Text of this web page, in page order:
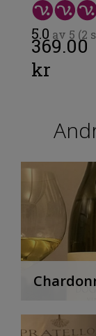
5.0 av 5 (2
369.00
kr